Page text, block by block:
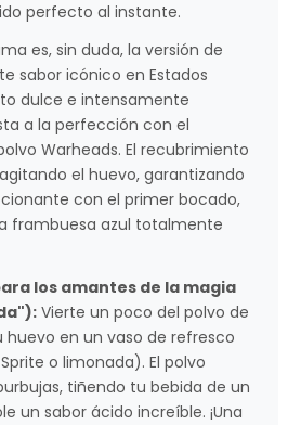
perfecto al instante.
es, sin duda, la versión de
sabor icónico en Estados
dulce e intensamente
a la perfección con el
Warheads. El recubrimiento
el huevo, garantizando
con el primer bocado,
frambuesa azul totalmente
los amantes de la magia
Vierte un poco del polvo de
en un vaso de refresco
o limonada). El polvo
tiñendo tu bebida de un
un sabor ácido increíble. ¡Una